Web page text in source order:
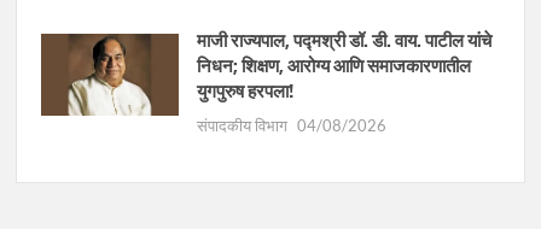
माजी राज्यपाल, पद्मश्री डॉ. डी. वाय. पाटील यांचे
निधन; शिक्षण, आरोग्य आणि समाजकारणातील
युगपुरुष हरपला!
संपादकीय विभाग 04/08/2026